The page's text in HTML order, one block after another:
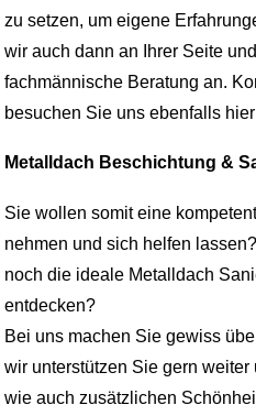
zu setzen, um eigene
wir auch dann an Ihrer Seite
fachmännische Beratung an.
besuchen Sie uns ebenfalls
Metalldach Beschichtung &
Sie wollen somit eine
nehmen und sich helfen
noch die ideale Metalldach
entdecken?
Bei uns machen Sie gewiss
wir unterstützen Sie gern
wie auch zusätzlichen